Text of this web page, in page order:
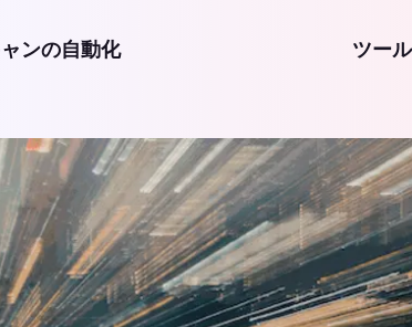
ンの自動化 ツー